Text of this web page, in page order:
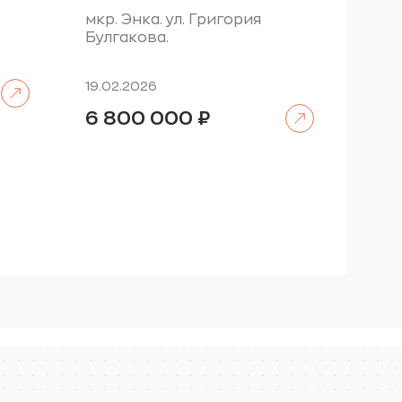
мкр. Энка. ул. Григория
Булгакова.
19.02.2026
6 800 000 ₽